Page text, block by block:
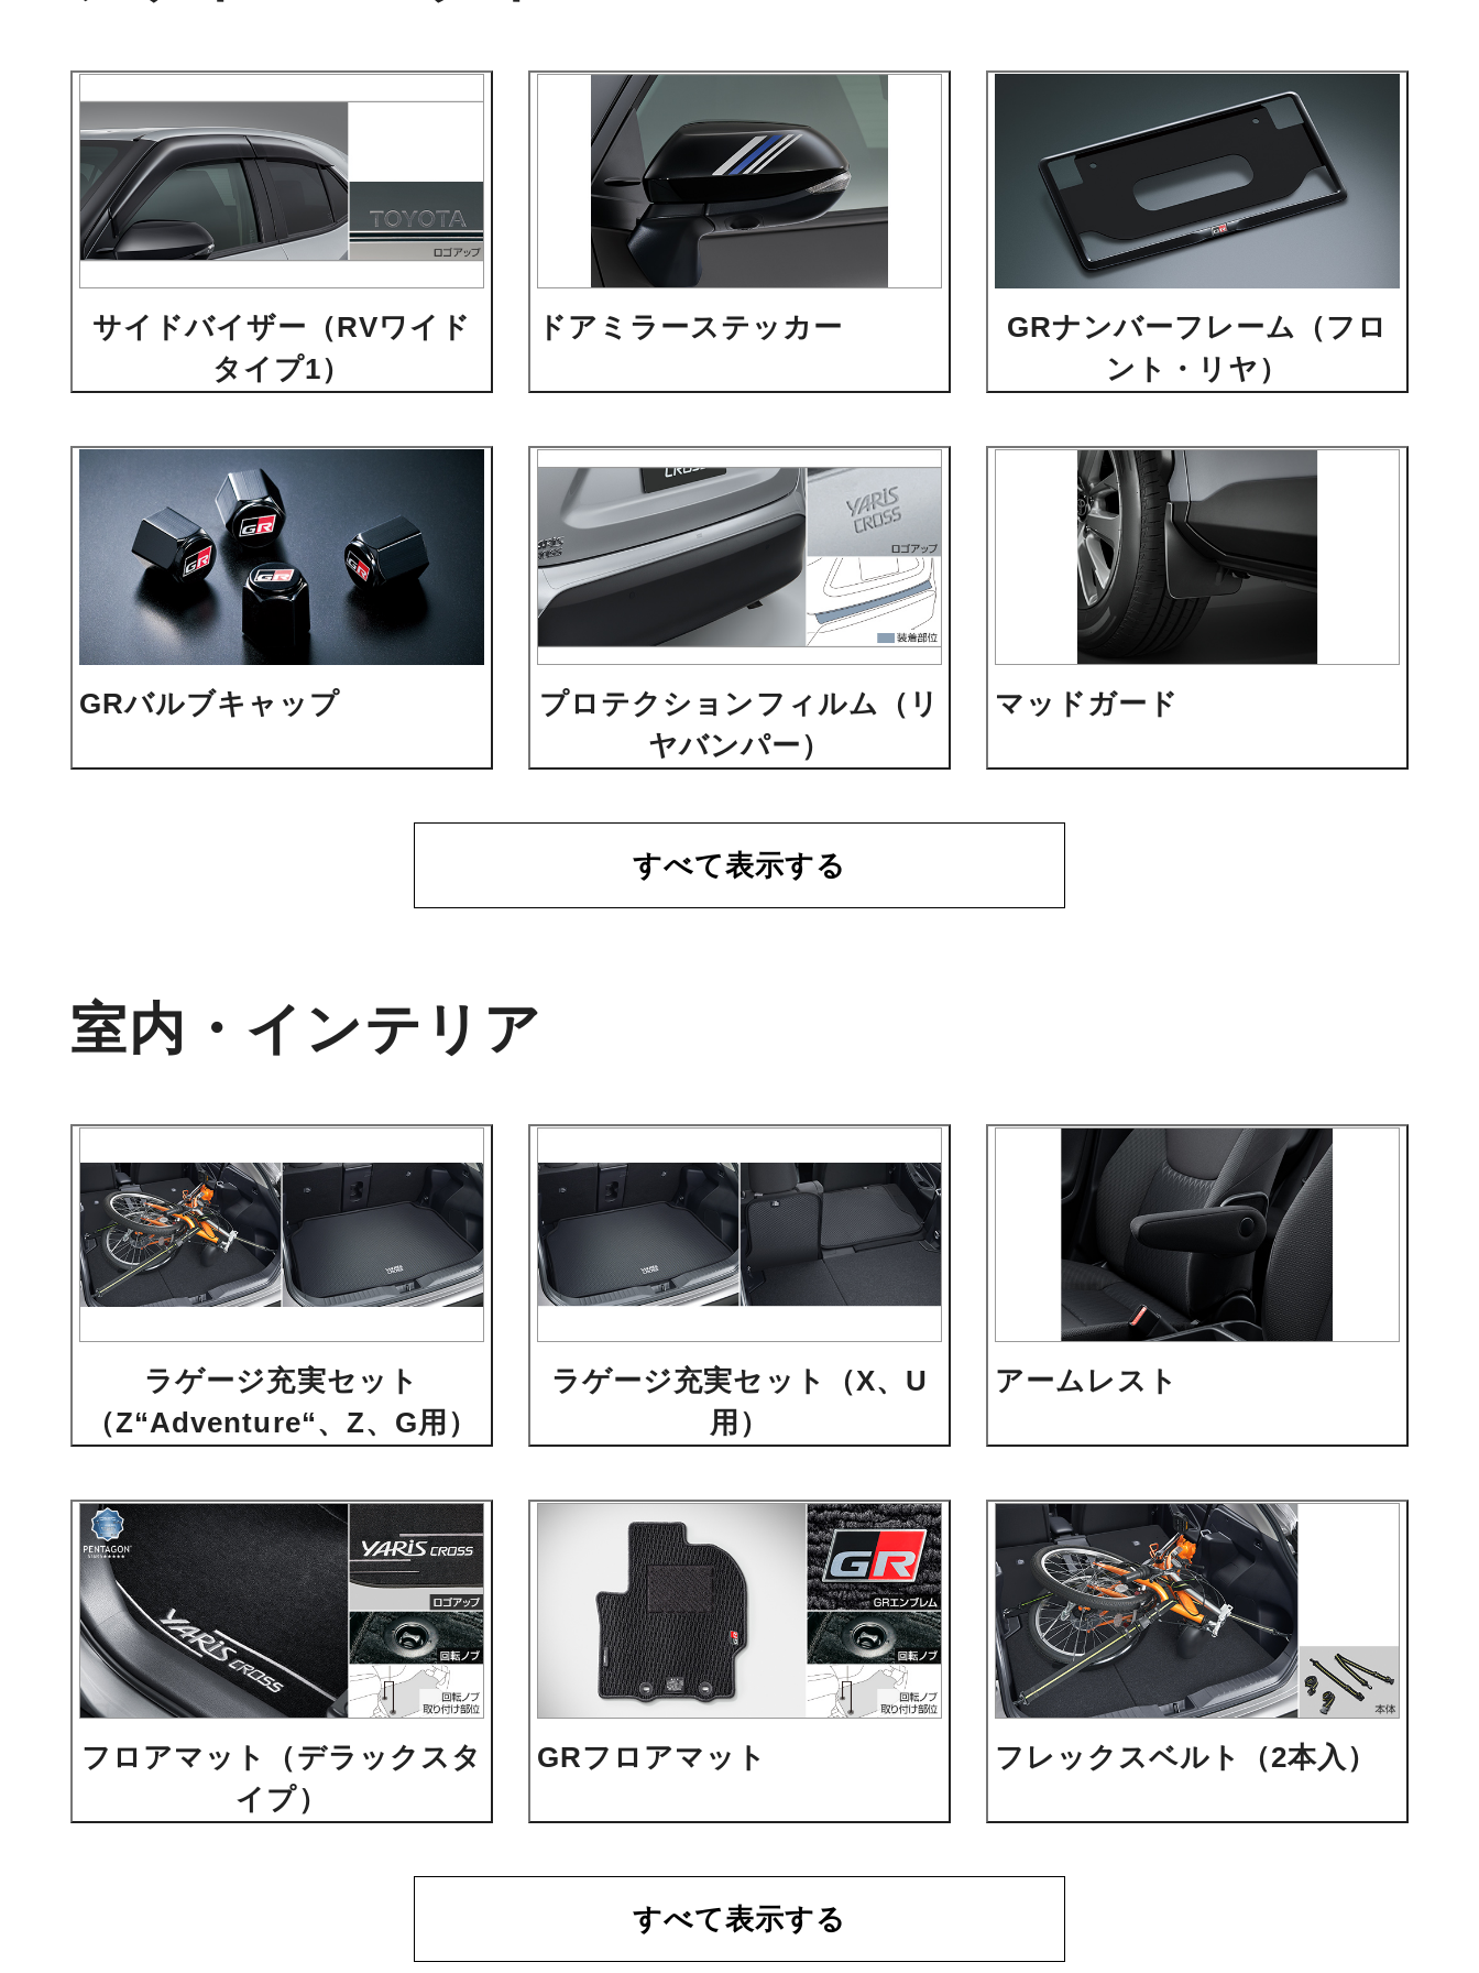
サイドバイザー（RVワイド
タイプ1）
ドアミラーステッカー
GRナンバーフレーム（フロ
ント・リヤ）
GRバルブキャップ
プロテクションフィルム（リ
ヤバンパー）
マッドガード
すべて表示する
室内・インテリア
ラゲージ充実セット
（Z“Adventure“、Z、G用）
ラゲージ充実セット（X、U
用）
アームレスト
フロアマット（デラックスタ
イプ）
GRフロアマット フレックスベルト（2本入）
すべて表示する